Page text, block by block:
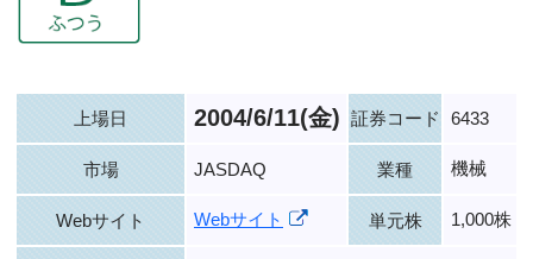
上場日 2004/6/11(金) 証券コード 6433
市場 JASDAQ 業種 機械
Webサイト Webサイト 単元株 1,000株